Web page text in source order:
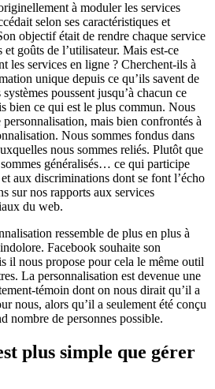
à moduler les services
selon ses caractéristiques et
objectif était de rendre chaque service
goûts de l’utilisateur. Mais est-ce
les services en ligne ? Cherchent-ils à
unique depuis ce qu’ils savent de
poussent jusqu’à chacun ce
bien ce qui est le plus commun. Nous
personnalisation, mais bien confrontés à
Nous sommes fondus dans
nous sommes reliés. Plutôt que
généralisés… ce qui participe
aux discriminations dont se font l’écho
sur nos rapports aux services
du web.
ressemble de plus en plus à
Facebook souhaite son
il nous propose pour cela le même outil
La personnalisation est devenue une
témoin dont on nous dirait qu’il a
nous, alors qu’il a seulement été conçu
nombre de personnes possible.
plus simple que gérer